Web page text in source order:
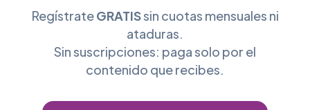
RegístrateGRATISsin cuotas mensuales ni
ataduras.
Sin suscripciones: paga solo por el
contenido que recibes.